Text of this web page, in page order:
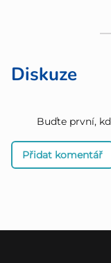
Diskuze
Buďte první,
Přidat komentář